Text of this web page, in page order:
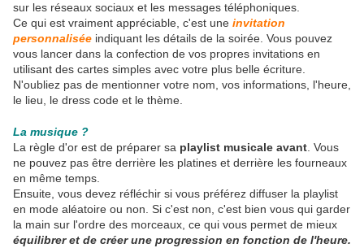
sur les réseaux sociaux et les messages téléphoniques.
Ce qui est vraiment appréciable, c'est une invitation
personnalisée indiquant les détails de la soirée. Vous pouvez
vous lancer dans la confection de vos propres invitations en
utilisant des cartes simples avec votre plus belle écriture.
N'oubliez pas de mentionner votre nom, vos informations, l'heure,
le lieu, le dress code et le thème.
La musique ?
La règle d'or est de préparer sa playlist musicale avant . Vous
ne pouvez pas être derrière les platines et derrière les fourneaux
en même temps.
Ensuite, vous devez réfléchir si vous préférez diffuser la playlist
en mode aléatoire ou non. Si c'est non, c'est bien vous qui garder
la main sur l'ordre des morceaux, ce qui vous permet de mieux
équilibrer et de créer une progression en fonction de l'heure.